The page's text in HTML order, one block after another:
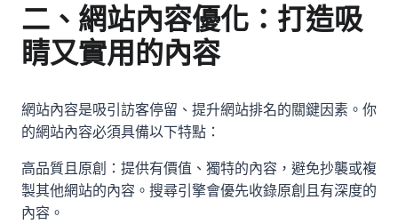
二、網站內容優化：打造吸
睛又實用的內容
網站內容是吸引訪客停留、提升網站排名的關鍵因素。你
的網站內容必須具備以下特點：
高品質且原創：提供有價值、獨特的內容，避免抄襲或複
製其他網站的內容。搜尋引擎會優先收錄原創且有深度的
內容。